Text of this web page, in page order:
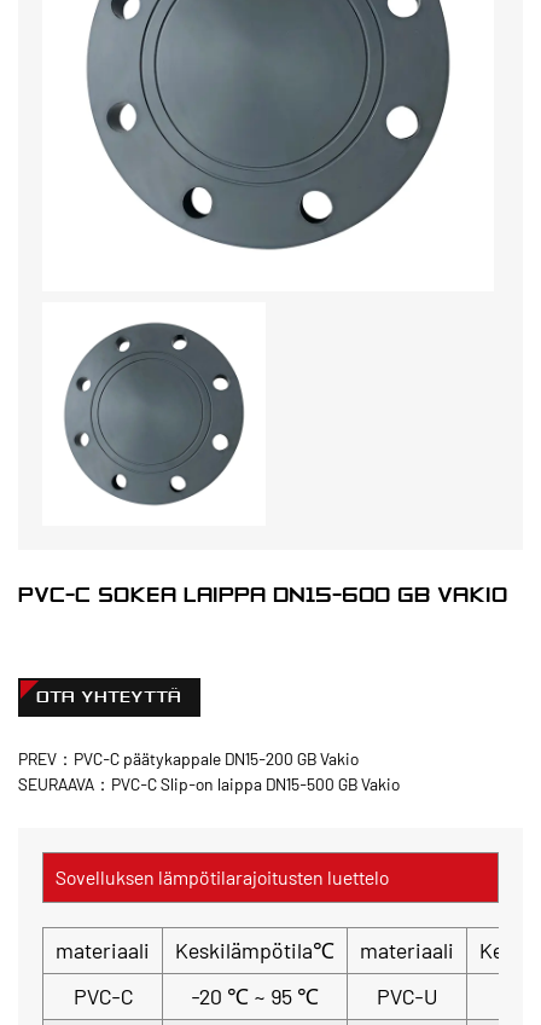
PVC-C SOKEA LAIPPA DN15-600 GB VAKIO
OTA YHTEYTTÄ
PREV：PVC-C päätykappale DN15-200 GB Vakio
SEURAAVA：PVC-C Slip-on laippa DN15-500 GB Vakio
Sovelluksen lämpötilarajoitusten luettelo
materiaali Keskilämpötila℃ materiaali
PVC-C
-20 ℃ ~ 95 ℃ PVC-U